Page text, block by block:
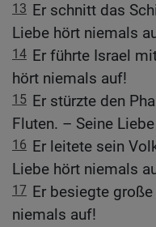
13 Er schnitt das
Liebe hört niemals
14 Er führte Israel
hört niemals auf!
15 Er stürzte den
Fluten. – Seine
16 Er leitete sein
Liebe hört niemals
17 Er besiegte
niemals auf!